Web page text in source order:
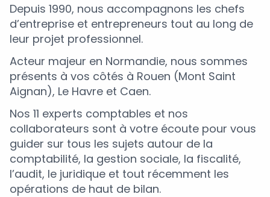
Depuis 1990, nous accompagnons les chefs
d’entreprise et entrepreneurs tout au long de
leur projet professionnel.
Acteur majeur en Normandie, nous sommes
présents à vos côtés à Rouen (Mont Saint
Aignan), Le Havre et Caen.
Nos 11 experts comptables et nos
collaborateurs sont à votre écoute pour vous
guider sur tous les sujets autour de la
comptabilité, la gestion sociale, la fiscalité,
l’audit, le juridique et tout récemment les
opérations de haut de bilan.